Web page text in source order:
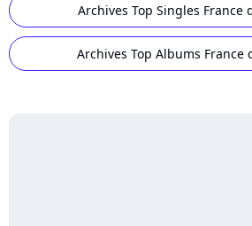
Archives Top Singles France
Archives Top Albums France